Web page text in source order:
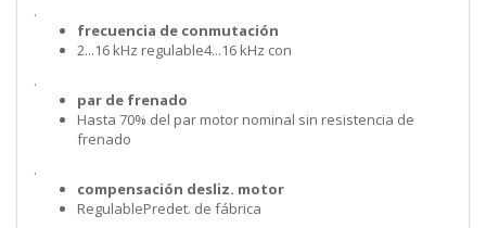
.
frecuencia de conmutación
2...16 kHz regulable4...16 kHz con
.
par de frenado
Hasta 70% del par motor nominal sin resistencia de
frenado
.
compensación desliz. motor
RegulablePredet. de fábrica